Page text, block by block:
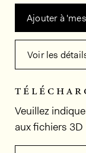
Ajouter à
Voir les
Veuillez
aux fichiers 3D